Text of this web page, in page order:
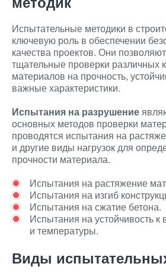
Испытательные методики в
ключевую роль в обеспечении
качества проектов. Они
тщательные проверки различных
материалов на прочность,
важные характеристики.
Испытания на разрушение
основных методов проверки
проводятся испытания на
и другие виды нагрузок для
прочности материала.
Испытания на растяжение
Испытания на изгиб
Испытания на сжатие бетона.
Испытания на устойчивость к
и температуры.
Виды